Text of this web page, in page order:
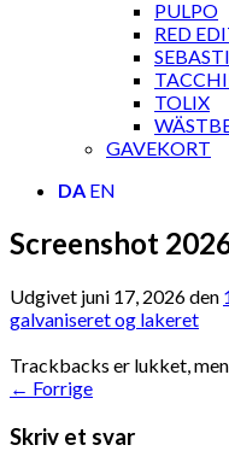
PULPO
RED
TOLIX
GAVEKORT
DA EN
Screenshot
Udgivet juni 17, 2026den
galvaniseret og lakeret
Trackbacks er lukket,
← Forrige
Skriv et svar